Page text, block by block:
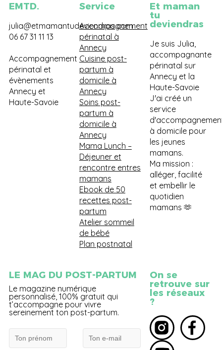
EMTD.
julia@etmamantudeviendras.com
06 67 31 11 13
Accompagnement
périnatal et
évènements
Annecy et
Haute-Savoie
Service
Accompagnement
périnatal à
Annecy
Cuisine post-
partum à
domicile à
Annecy
Soins post-
partum à
domicile à
Annecy
Mama Lunch –
Déjeuner et
rencontre entres
mamans
Ebook de 50
recettes post-
partum
Atelier sommeil
de bébé
Plan postnatal
Et maman
tu
deviendras
Je suis Julia,
accompagnante
périnatal sur
Annecy et la
Haute-Savoie
J'ai créé un
service
à domicile pour
les jeunes
mamans.
Ma mission :
alléger, facilité
et embellir le
quotidien
mamans 🫶
LE MAG DU POST-PARTUM
Le magazine numérique
personnalisé, 100% gratuit qui
t’accompagne pour vivre
sereinement ton post-partum.
On se
retrouve sur
les réseaux
?